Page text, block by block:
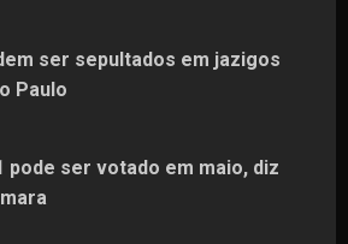
ser sepultados em jazigos
Paulo
pode ser votado em maio, diz